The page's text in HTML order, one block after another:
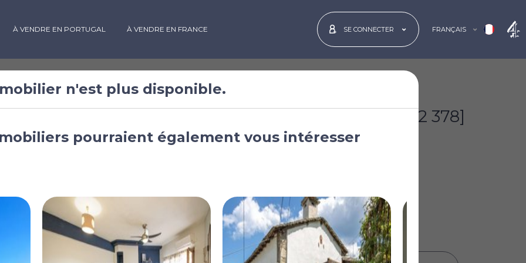
À VENDRE EN PORTUGAL À VENDRE EN FRANCE SE CONNECTER FRANÇAIS
vendre à
États-Unis
[$192 378]
n'est plus disponible.
pourraient également vous intéresser